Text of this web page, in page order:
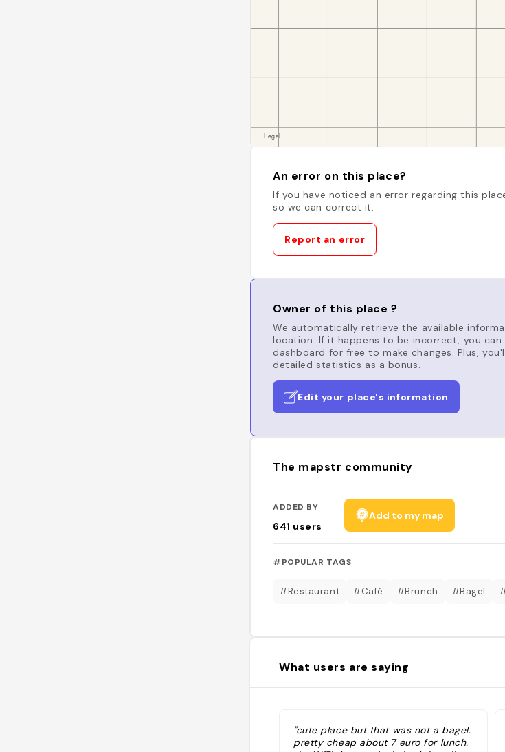
An error on this place?
If you have noticed an error regarding this
so we can correct it.
Report an error
Owner of this place ?
We automatically retrieve the available
location. If it happens to be incorrect, you
dashboard for free to make changes. Plus,
detailed statistics as a bonus.
Edit your place's information
The mapstr community
ADDED BY
641 users
Add to my map
#POPULAR TAGS
#Restaurant #Café #Brunch #Bagel
What users are saying
"cute place but that was not a bagel.
pretty cheap about 7 euro for lunch.